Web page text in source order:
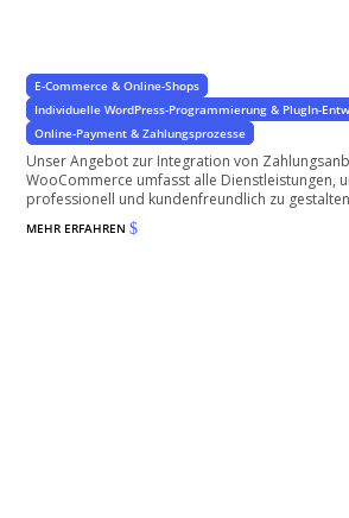
E-Commerce & Online-Shops
Individuelle WordPress-Programmierung & PlugIn-
Online-Payment & Zahlungsprozesse
Unser Angebot zur Integration von
WooCommerce umfasst alle Dienstleistungen,
professionell und kundenfreundlich zu
MEHR ERFAHREN$